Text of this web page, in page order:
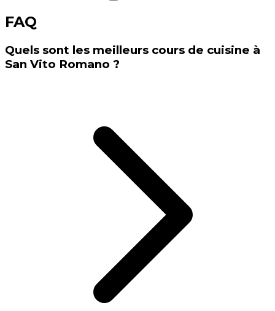
FAQ
Quels sont les meilleurs cours de cuisine à
San Vito Romano ?